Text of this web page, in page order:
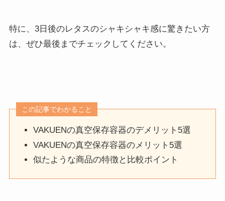
特に、3日後のレタスのシャキシャキ感に驚きたい方
は、ぜひ最後までチェックしてください。
この記事でわかること
VAKUENの真空保存容器のデメリット5選
VAKUENの真空保存容器のメリット5選
似たような商品の特徴と比較ポイント